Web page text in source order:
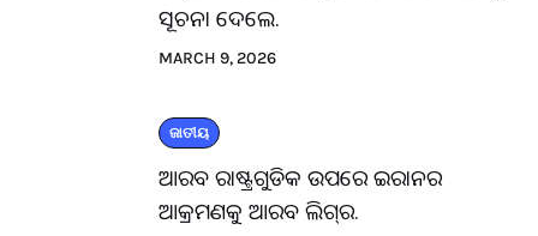
ସୂଚନା ଦେଲେ.
MARCH 9, 2026
ଜାତୀୟ
ଆରବ ରାଷ୍ଟ୍ରଗୁଡିକ ଉପରେ ଇରାନର
ଆକ୍ରମଣକୁ ଆରବ ଲିଗ୍‌ର.